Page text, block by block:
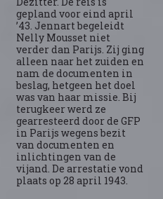
gepland voor eind april
’43. Jennart begeleidt
Nelly Mousset niet
verder dan Parijs. Zij ging
alleen naar het zuiden en
nam de documenten in
beslag, hetgeen het doel
was van haar missie. Bij
terugkeer werd ze
gearresteerd door de GFP
in Parijs wegens bezit
van documenten en
inlichtingen van de
vijand. De arrestatie vond
plaats op 28 april 1943.